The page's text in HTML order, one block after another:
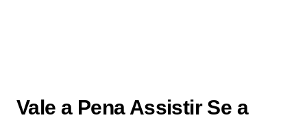
Vale a Pena Assistir Se a